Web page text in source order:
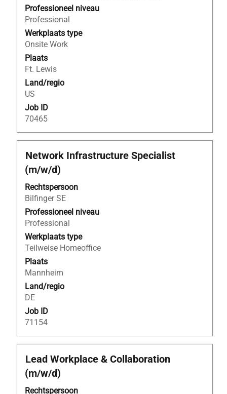
Professioneel niveau
Professional
Werkplaats type
Onsite Work
Plaats
Ft. Lewis
Land/regio
US
Job ID
70465
volledige
inhoud
van
de
functiegegevens
weer
te
geven.
Titel
Network Infrastructure Specialist
(m/w/d)
Rechtspersoon
Bilfinger SE
Professioneel niveau
Professional
Werkplaats type
Teilweise Homeoffice
Plaats
Mannheim
Land/regio
DE
Job ID
71154
Selecteer
deze
spatiebalk
om
de
volledige
inhoud
van
de
functiegegevens
weer
te
geven.
Titel
Lead Workplace & Collaboration
(m/w/d)
Rechtspersoon
Selecteer
deze
spatiebalk
om